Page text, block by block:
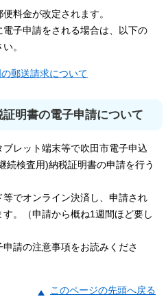
料金が改定されます。
子申請をされる場合は、以下の
。
郵送請求について
明書の電子申請について
レット端末等で吹田市電子申込
続検査用)納税証明書の申請を行う
でオンライン決済し、申請され
。（申請から概ね1週間ほど要し
請の注意事項をお読みくださ
このページの先頭へ戻る